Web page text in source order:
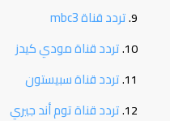
تردد قناة mbc3
تردد قناة مودي كيدز
تردد قناة سبيستون
تردد قناة توم أند جيري